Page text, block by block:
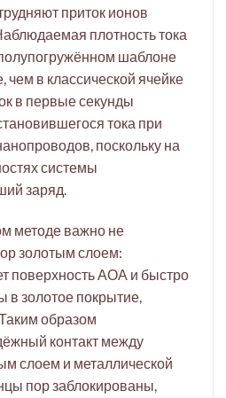
приток ионов
плотность тока
шаблоне
в классической ячейке
в первые секунды
тока при
поскольку на
системы
заряд.
методе важно не
золотым слоем:
поверхность АОА и быстро
в золотое покрытие,
образом
контакт между
слоем и металлической
пор заблокированы,